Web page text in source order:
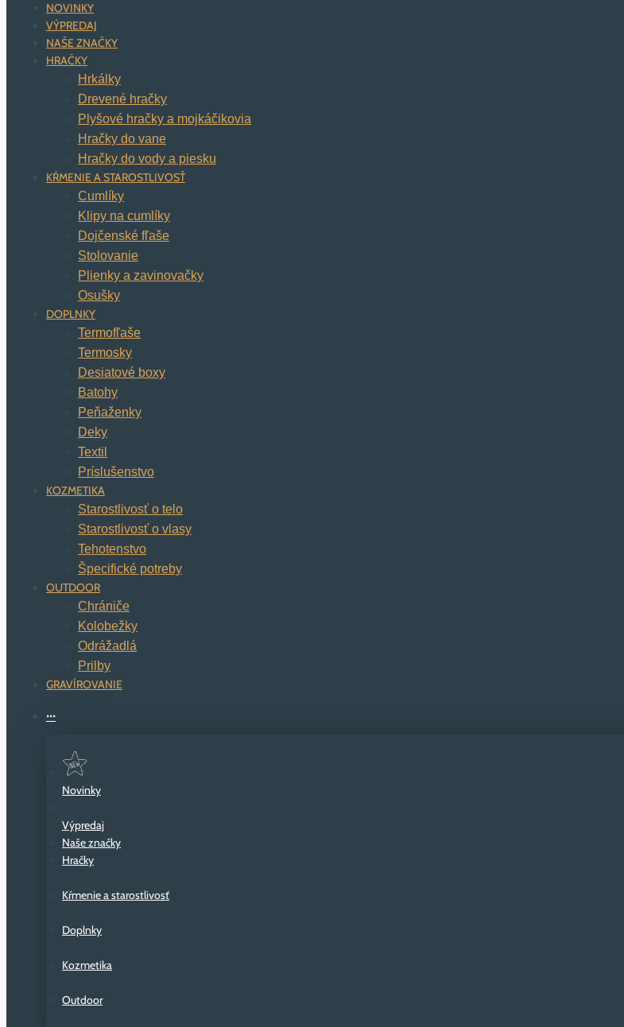
NOVINKY
VÝPREDAJ
NAŠE ZNAČKY
HRAČKY
Hrkálky
Drevené hračky
Plyšové hračky a mojkáčikovia
Hračky do vane
Hračky do vody a piesku
KŔMENIE A STAROSTLIVOSŤ
Cumlíky
Klipy na cumlíky
Dojčenské fľaše
Stolovanie
Plienky a zavinovačky
Osušky
DOPLNKY
Termofľaše
Termosky
Desiatové boxy
Batohy
Peňaženky
Deky
Textil
Príslušenstvo
KOZMETIKA
Starostlivosť o telo
Starostlivosť o vlasy
Tehotenstvo
Špecifické potreby
OUTDOOR
Chrániče
Kolobežky
Odrážadlá
Prilby
GRAVÍROVANIE
···
Novinky
Výpredaj
Naše značky
Hračky
Kŕmenie a starostlivosť
Doplnky
Kozmetika
Outdoor